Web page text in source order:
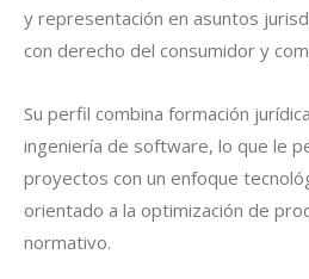
y representación en asuntos
con derecho del consumidor y
Su perfil combina formación
ingeniería de software, lo que le
proyectos con un enfoque
orientado a la optimización de
normativo.